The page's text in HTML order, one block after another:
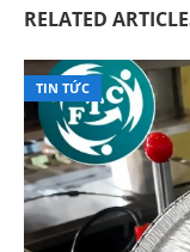
RELATED
TIN TỨC